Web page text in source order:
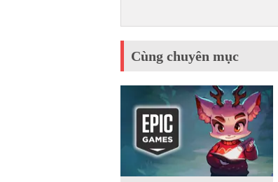
Cùng chuyên mục